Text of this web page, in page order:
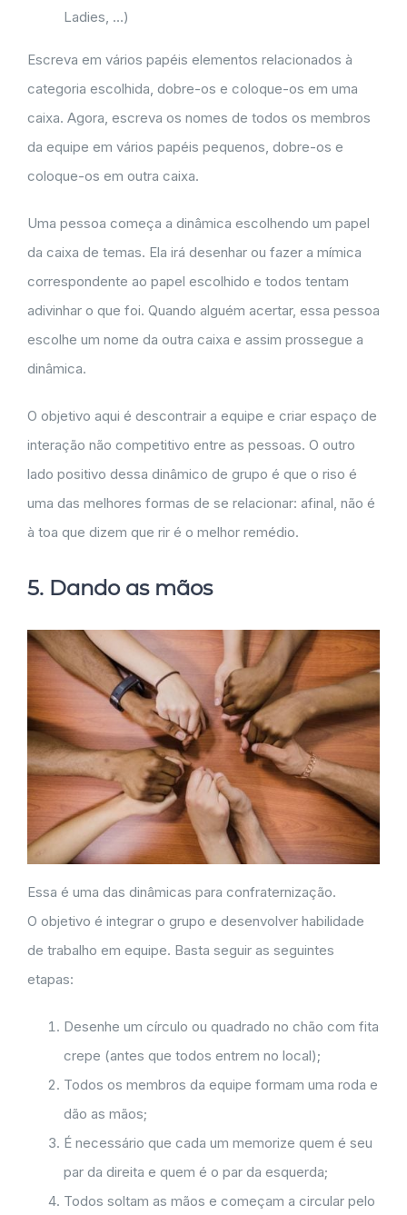
Ladies, …)
Escreva em vários papéis elementos relacionados à
categoria escolhida, dobre-os e coloque-os em uma
caixa. Agora, escreva os nomes de todos os membros
da equipe em vários papéis pequenos, dobre-os e
coloque-os em outra caixa.
Uma pessoa começa a dinâmica escolhendo um papel
da caixa de temas. Ela irá desenhar ou fazer a mímica
correspondente ao papel escolhido e todos tentam
adivinhar o que foi. Quando alguém acertar, essa pessoa
escolhe um nome da outra caixa e assim prossegue a
dinâmica.
O objetivo aqui é descontrair a equipe e criar espaço de
interação não competitivo entre as pessoas. O outro
lado positivo dessa dinâmico de grupo é que o riso é
uma das melhores formas de se relacionar: afinal, não é
à toa que dizem que rir é o melhor remédio.
5. Dando as mãos
Essa é uma das dinâmicas para confraternização.
O objetivo é integrar o grupo e desenvolver habilidade
de trabalho em equipe. Basta seguir as seguintes
etapas:
Desenhe um círculo ou quadrado no chão com fita
crepe (antes que todos entrem no local);
Todos os membros da equipe formam uma roda e
dão as mãos;
É necessário que cada um memorize quem é seu
par da direita e quem é o par da esquerda;
Todos soltam as mãos e começam a circular pelo